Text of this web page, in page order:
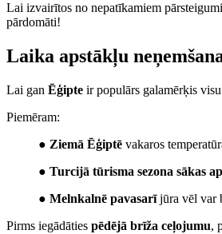
Lai izvairītos no nepatīkamiem
pārdomāti!
Laika apstākļu
Lai gan Ēģipte ir populārs galamērķis
Piemēram:
● Ziemā Ēģiptē vakaros
● Turcijā tūrisma sezona sākas
● Melnkalnē pavasarījūra vēl var
Pirms iegādāties pēdējā brīža ceļojumu,